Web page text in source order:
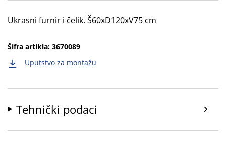
Ukrasni furnir i čelik. Š60xD120xV75 cm
Šifra artikla: 3670089
Uputstvo za montažu
Tehnički podaci